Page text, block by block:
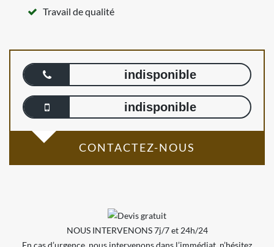
Travail de qualité
indisponible
indisponible
CONTACTEZ-NOUS
NOUS INTERVENONS 7j/7 et 24h/24